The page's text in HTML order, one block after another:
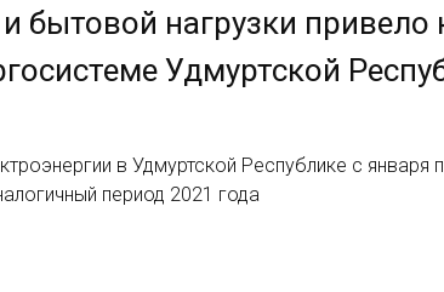
нагрузки привело
Удмуртской
в Удмуртской Республике с января
период 2021 года